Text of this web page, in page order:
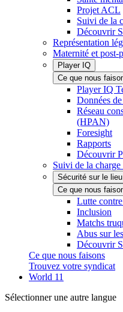
Projet ACL
Suivi de la
Découvrir
Représentation
Maternité et post-
Player IQ
Ce que nous
Player IQ
Données
Réseau
(HPAN)
Foresight
Rapports
Découvrir
Suivi de la charge
Sécurité sur le lieu
Ce que nous
Lutte
Inclusion
Matchs
Abus sur
Découvrir
Ce que nous faisons
Trouvez votre syndicat
World 11
Sélectionner une autre langue